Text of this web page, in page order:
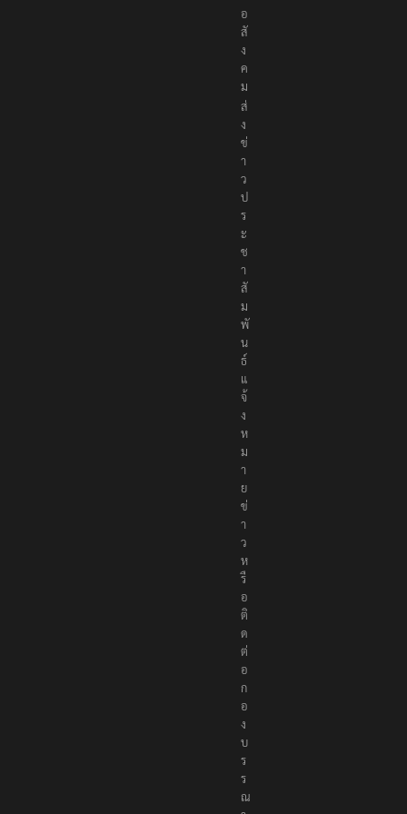
เ
พื่
อ
สั
ง
ค
ม
ส่
ง
ข่
า
ว
ป
ร
ะ
ช
า
สั
ม
พั
น
ธ์
แ
จ้
ง
ห
ม
า
ย
ข่
า
ว
ห
รื
อ
ติ
ด
ต่
อ
ก
อ
ง
บ
ร